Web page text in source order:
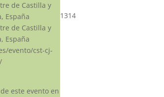
de Castilla y
España
de Castilla y
España
evento/cst-cj-
este evento en
1314